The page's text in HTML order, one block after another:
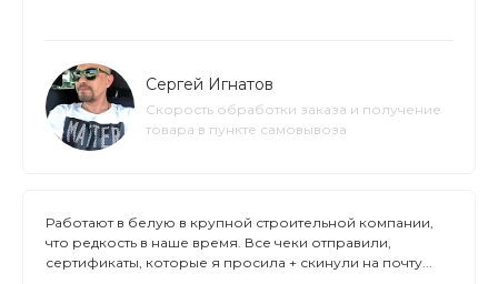
Сергей Игнатов
Скорость обработки заказа и получение
товара в пункте самовывоза
Работают в белую в крупной строительной компании,
что редкость в наше время. Все чеки отправили,
сертификаты, которые я просила + скинули на почту...